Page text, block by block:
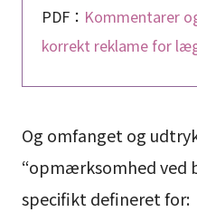
PDF： Kommentarer
korrekt reklame for
Og omfanget og
“opmærksomhed ved
specifikt defineret for: